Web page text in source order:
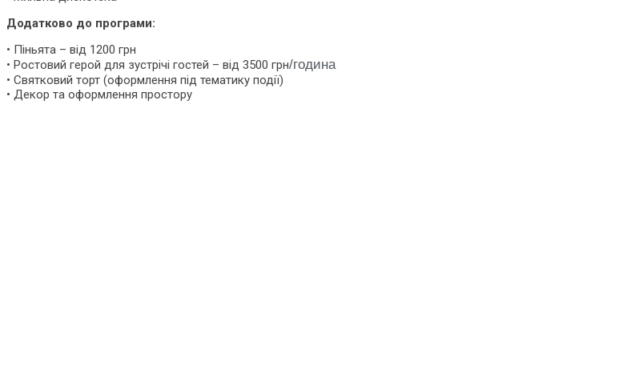
Додатково до програми:
• Піньята – від 1200 грн
• Ростовий герой для зустрічі гостей – від 3500 грн/година
• Святковий торт (оформлення під тематику події)
• Декор та оформлення простору